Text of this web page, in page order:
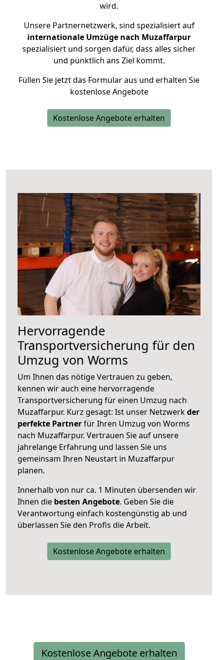
wird.
Unsere Partnernetzwerk, sind spezialisiert auf
internationale Umzüge nach Muzaffarpur
spezialisiert und sorgen dafür, dass alles sicher
und pünktlich ans Ziel kommt.
Füllen Sie jetzt das Formular aus und erhalten Sie
kostenlose Angebote
Kostenlose Angebote erhalten
Hervorragende
Transportversicherung für den
Umzug von Worms
Um Ihnen das nötige Vertrauen zu geben,
kennen wir auch eine hervorragende
Transportversicherung für einen Umzug nach
Muzaffarpur. Kurz gesagt: Ist unser Netzwerkder
perfekte Partnerfür Ihren Umzug von Worms
nach Muzaffarpur. Vertrauen Sie auf unsere
jahrelange Erfahrung und lassen Sie uns
gemeinsam Ihren Neustart in Muzaffarpur
planen.
Innerhalb von nur ca. 1 Minuten übersenden wir
Ihnen die besten Angebote. Geben Sie die
Verantwortung einfach kostengünstig ab und
überlassen Sie den Profis die Arbeit.
Kostenlose Angebote erhalten
Kostenlose Angebote erhalten